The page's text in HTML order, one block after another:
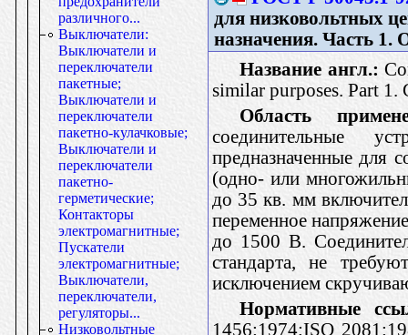
различного...
Выключатели:
Выключатели и
переключатели
пакетные;
Выключатели и
переключатели
пакетно-кулачковые;
Выключатели и
переключатели
пакетно-
герметические;
Контакторы
электромагнитные;
Пускатели
электромагнитные;
Выключатели,
переключатели,
регуляторы...
Низковольтные
для низковольтных
назначения. Часть 1.
Название англ.:
similar purposes. Part 1.
Область
соединительные
предназначенные для
(одно- или
до 35 кв. мм
переменное
до 1500 В.
стандарта, не
исключением
Нормативные
1456:1974;ISO